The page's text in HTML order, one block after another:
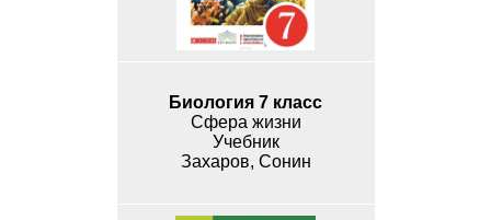
Биология 7 класс
Сфера жизни
Учебник
Захаров, Сонин